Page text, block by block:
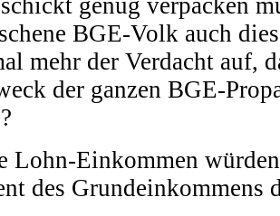
genug verpacken
BGE-Volk auch
mehr der Verdacht auf,
der ganzen BGE-
Lohn-Einkommen
des Grundeinkommens